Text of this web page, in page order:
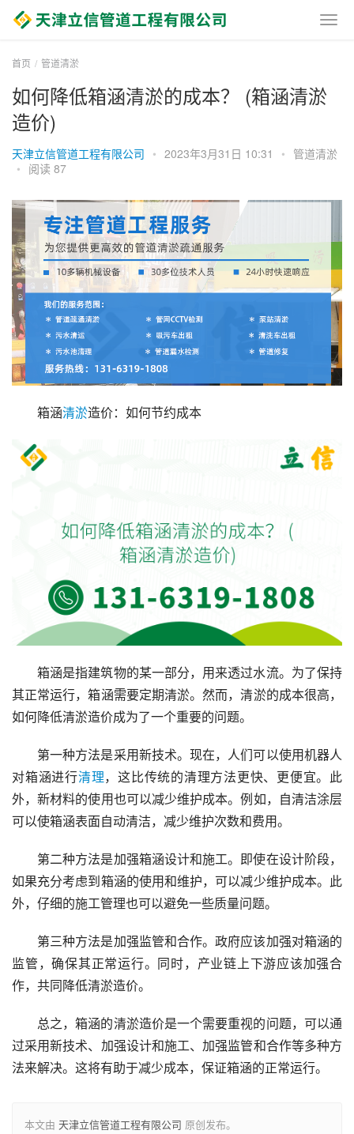
首页 管道清淤
如何降低箱涵清淤的成本？ (箱涵清淤
造价)
天津立信管道工程有限公司 • 2023年3月31日 10:31 • 管道清淤
• 阅读 87
箱涵清淤造价：如何节约成本
箱涵是指建筑物的某一部分，用来透过水流。为了保持
其正常运行，箱涵需要定期清淤。然而，清淤的成本很高，
如何降低清淤造价成为了一个重要的问题。
第一种方法是采用新技术。现在，人们可以使用机器人
对箱涵进行清理，这比传统的清理方法更快、更便宜。此
外，新材料的使用也可以减少维护成本。例如，自清洁涂层
可以使箱涵表面自动清洁，减少维护次数和费用。
第二种方法是加强箱涵设计和施工。即使在设计阶段，
如果充分考虑到箱涵的使用和维护，可以减少维护成本。此
外，仔细的施工管理也可以避免一些质量问题。
第三种方法是加强监管和合作。政府应该加强对箱涵的
监管，确保其正常运行。同时，产业链上下游应该加强合
作，共同降低清淤造价。
总之，箱涵的清淤造价是一个需要重视的问题，可以通
过采用新技术、加强设计和施工、加强监管和合作等多种方
法来解决。这将有助于减少成本，保证箱涵的正常运行。
本文由 天津立信管道工程有限公司 原创发布。